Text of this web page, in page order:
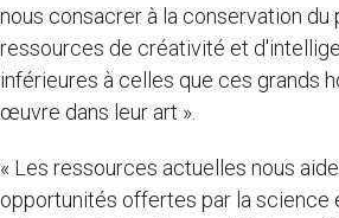
nous consacrer à la conservation du
ressources de créativité et
inférieures à celles que ces grands
œuvre dans leur art ».
« Les ressources actuelles nous
opportunités offertes par la science